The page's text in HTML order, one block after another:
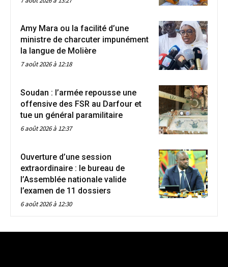
Amy Mara ou la facilité d’une
ministre de charcuter impunément
la langue de Molière
7 août 2026 à 12:18
Soudan : l’armée repousse une
offensive des FSR au Darfour et
tue un général paramilitaire
6 août 2026 à 12:37
Ouverture d’une session
extraordinaire : le bureau de
l’Assemblée nationale valide
l’examen de 11 dossiers
6 août 2026 à 12:30